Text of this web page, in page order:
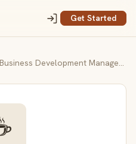
Get Started
New Business Development Manager for Agriculture